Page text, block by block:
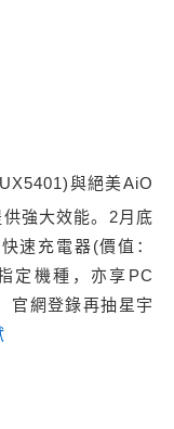
與絕美AiO
強大效能。 2月底
速充電器(價值：
定機種，亦享 PC
官網登錄再抽星宇